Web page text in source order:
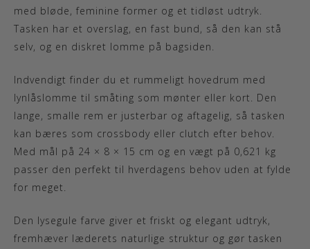
med bløde, feminine former og et tidløst udtryk.
Tasken har et overslag, en fast bund, så den kan stå
selv, og en diskret lomme på bagsiden.
Indvendigt finder du et rummeligt hovedrum med
lynlåslomme til småting som mønter eller kort. Den
lange, smalle rem er justerbar og aftagelig, så tasken
kan bæres som crossbody eller clutch efter behov.
Med mål på 24 × 8 × 15 cm og en vægt på 0,621 kg
passer den perfekt til hverdagens behov uden at fylde
for meget.
Den lysegule farve giver et friskt og elegant udtryk,
fremhæver læderets naturlige struktur og gør tasken